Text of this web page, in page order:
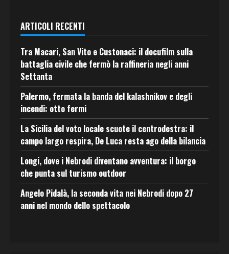
ARTICOLI RECENTI
Tra Macari, San Vito e Custonaci: il docufilm sulla
battaglia civile che fermò la raffineria negli anni
Settanta
Palermo, fermata la banda del kalashnikov e degli
incendi: otto fermi
La Sicilia del voto locale scuote il centrodestra: il
campo largo respira, De Luca resta ago della bilancia
Longi, dove i Nebrodi diventano avventura: il borgo
che punta sul turismo outdoor
Angelo Pidalà, la seconda vita nei Nebrodi dopo 27
anni nel mondo dello spettacolo